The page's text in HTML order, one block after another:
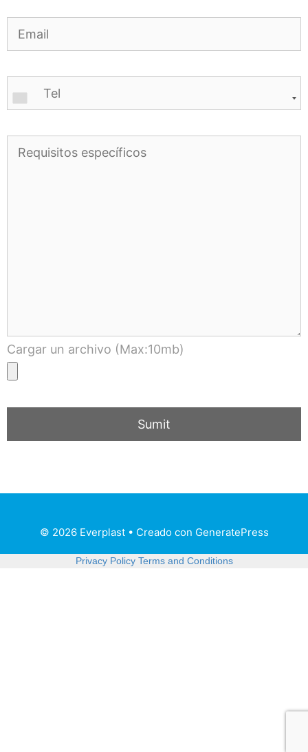
Cargar un archivo (Max:10mb)
© 2026 Everplast• Creado con GeneratePress
Privacy Policy Terms and Conditions